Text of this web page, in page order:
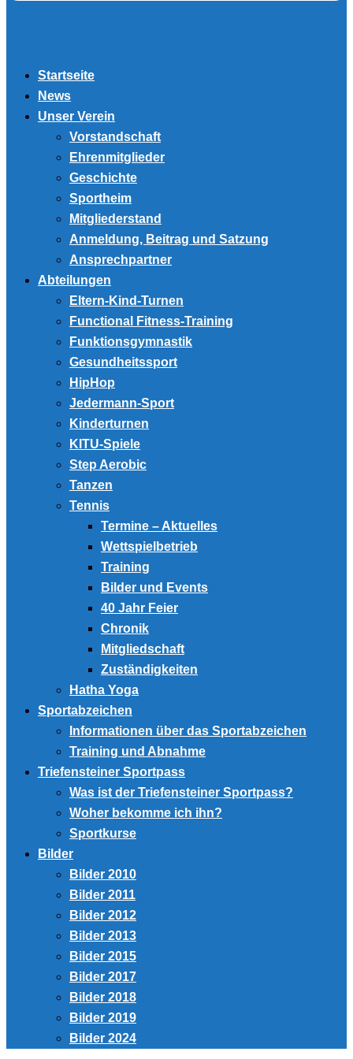
Startseite
News
Unser Verein
Vorstandschaft
Ehrenmitglieder
Geschichte
Sportheim
Mitgliederstand
Anmeldung, Beitrag und Satzung
Ansprechpartner
Abteilungen
Eltern-Kind-Turnen
Functional Fitness-Training
Funktionsgymnastik
Gesundheitssport
HipHop
Jedermann-Sport
Kinderturnen
KITU-Spiele
Step Aerobic
Tanzen
Tennis
Termine – Aktuelles
Wettspielbetrieb
Training
Bilder und Events
40 Jahr Feier
Chronik
Mitgliedschaft
Zuständigkeiten
Hatha Yoga
Sportabzeichen
Informationen über das Sportabzeichen
Training und Abnahme
Triefensteiner Sportpass
Was ist der Triefensteiner Sportpass?
Woher bekomme ich ihn?
Sportkurse
Bilder
Bilder 2010
Bilder 2011
Bilder 2012
Bilder 2013
Bilder 2015
Bilder 2017
Bilder 2018
Bilder 2019
Bilder 2024